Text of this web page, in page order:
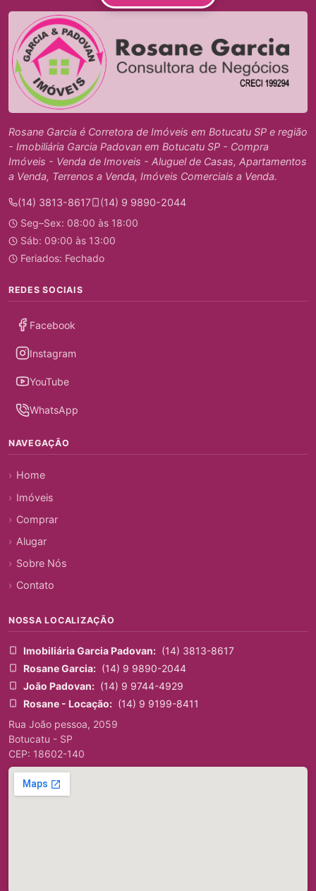
Rosane Garcia é Corretora de Imóveis em Botucatu SP e região
- Imobiliária Garcia Padovan em Botucatu SP - Compra
Imóveis - Venda de Imoveis - Aluguel de Casas, Apartamentos
a Venda, Terrenos a Venda, Imóveis Comerciais a Venda.
(14) 3813-8617
(14) 9 9890-2044
Seg–Sex: 08:00 às 18:00
Sáb: 09:00 às 13:00
Feriados: Fechado
REDES SOCIAIS
Facebook
Instagram
YouTube
WhatsApp
NAVEGAÇÃO
Home
Imóveis
Comprar
Alugar
Sobre Nós
Contato
NOSSA LOCALIZAÇÃO
Imobiliária Garcia Padovan: (14) 3813-8617
Rosane Garcia: (14) 9 9890-2044
João Padovan: (14) 9 9744-4929
Rosane - Locação: (14) 9 9199-8411
Rua João pessoa, 2059
Botucatu - SP
CEP: 18602-140